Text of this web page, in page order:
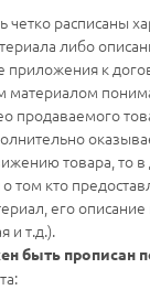
расписаны
либо
приложения к
продаваемого
товара, то
том кто
его
и т.д.).
быть прописан